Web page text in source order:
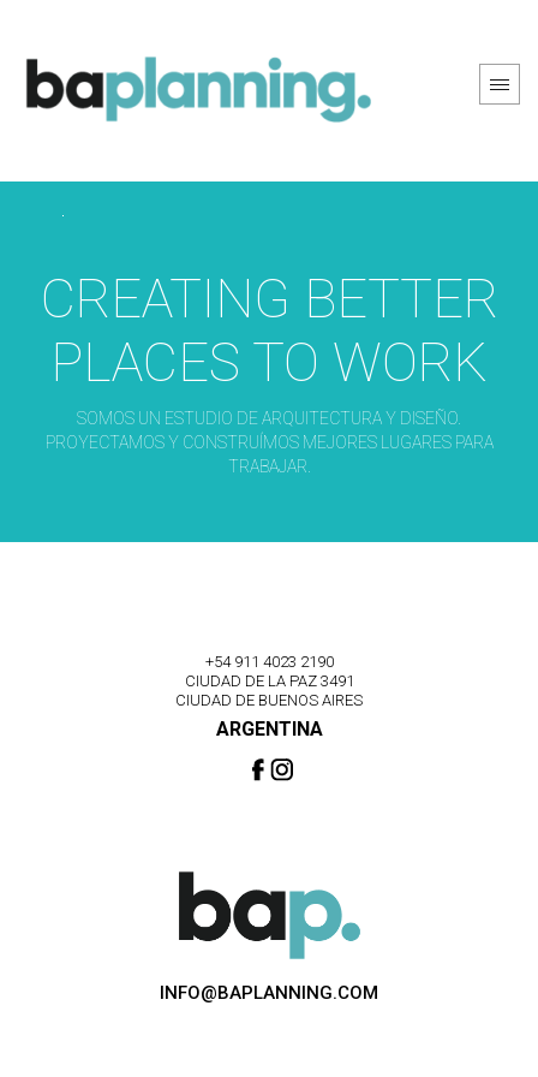
CREATING BETTER
PLACES TO WORK
SOMOS UN ESTUDIO DE ARQUITECTURA Y DISEÑO.
PROYECTAMOS Y CONSTRUÍMOS MEJORES LUGARES PARA
TRABAJAR.
+54 911 4023 2190
CIUDAD DE LA PAZ 3491
CIUDAD DE BUENOS AIRES
ARGENTINA
INFO@BAPLANNING.COM